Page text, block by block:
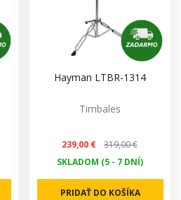
Hayman LTBR-1314
Timbales
239,00 €
319,00 €
SKLADOM (5 - 7 DNÍ)
PRIDAŤ DO KOŠÍKA